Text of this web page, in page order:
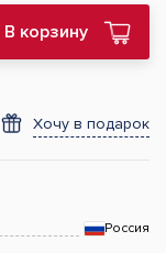
В корзину
Хочу в подарок
Россия